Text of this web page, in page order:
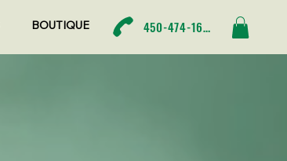
BOUTIQUE 450-474-1680